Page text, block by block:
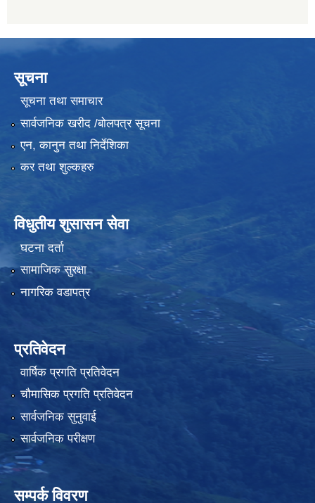
सूचना
सूचना तथा समाचार
सार्वजनिक खरीद /बोलपत्र सूचना
एन, कानुन तथा निर्देशिका
कर तथा शुल्कहरु
विधुतीय शुसासन सेवा
घटना दर्ता
सामाजिक सुरक्षा
नागरिक वडापत्र
प्रतिवेदन
वार्षिक प्रगति प्रतिवेदन
चौमासिक प्रगति प्रतिवेदन
सार्वजनिक सुनुवाई
सार्वजनिक परीक्षण
सम्पर्क विवरण